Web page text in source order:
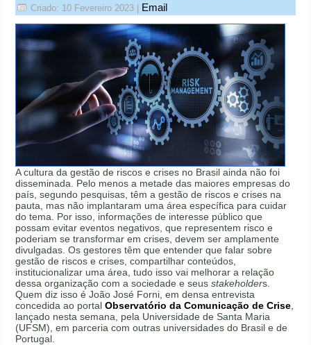
Criado: 10 Fevereiro 2023 Email
A cultura da gestão de riscos e crises no Brasil ainda não foi
disseminada. Pelo menos a metade das maiores empresas do
país, segundo pesquisas, têm a gestão de riscos e crises na
pauta, mas não implantaram uma área específica para cuidar
do tema. Por isso, informações de interesse público que
possam evitar eventos negativos, que representem risco e
poderiam se transformar em crises, devem ser amplamente
divulgadas. Os gestores têm que entender que falar sobre
gestão de riscos e crises, compartilhar conteúdos,
institucionalizar uma área, tudo isso vai melhorar a relação
dessa organização com a sociedade e seusstakeholders.
Quem diz isso é João José Forni, em densa entrevista
concedida ao portalObservatório da Comunicação de Crise
lançado nesta semana, pela Universidade de Santa Maria
(UFSM), em parceria com outras universidades do Brasil e de
Portugal.